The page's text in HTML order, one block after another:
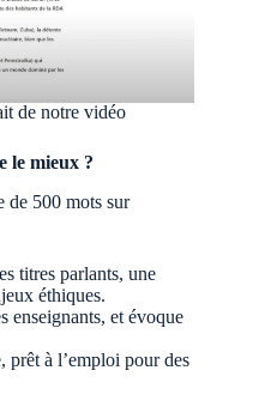
de notre vidéo
le mieux ?
de 500 mots sur
titres parlants, une
éthiques.
enseignants, et évoque
prêt à l’emploi pour des